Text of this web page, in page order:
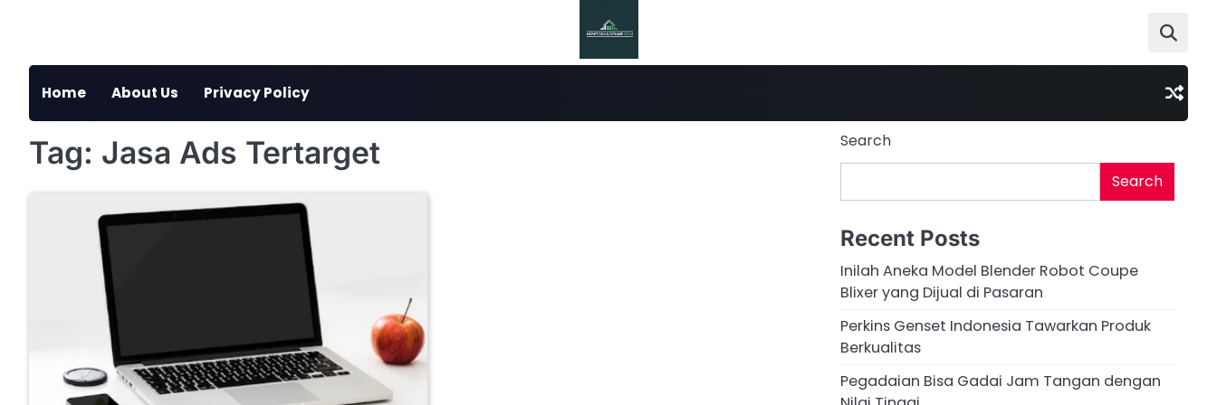
Home About Us Privacy Policy
Tag: Jasa Ads Tertarget
Search
Search
Recent Posts
Inilah Aneka Model Blender Robot Coupe
Blixer yang Dijual di Pasaran
Perkins Genset Indonesia Tawarkan Produk
Berkualitas
Pegadaian Bisa Gadai Jam Tangan dengan